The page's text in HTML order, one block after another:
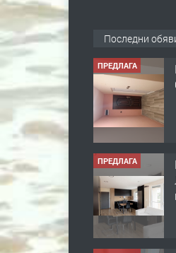
Последни
ПРЕДЛАГА
ПРЕДЛАГА